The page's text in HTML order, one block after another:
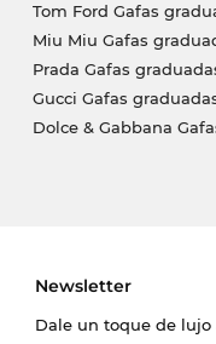
Tom Ford Gafas
Miu Miu Gafas
Prada Gafas
Gucci Gafas
Dolce & Gabbana
Newsletter
Dale un toque de lujo